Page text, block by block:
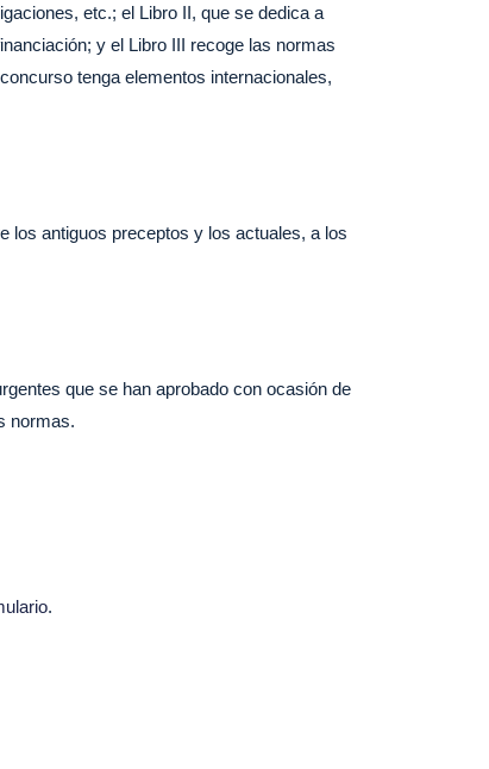
etc.; el Libro II, que se dedica a
y el Libro III recoge las normas
tenga elementos internacionales,
los antiguos preceptos y los actuales, a los
que se han aprobado con ocasión de
normas.
.